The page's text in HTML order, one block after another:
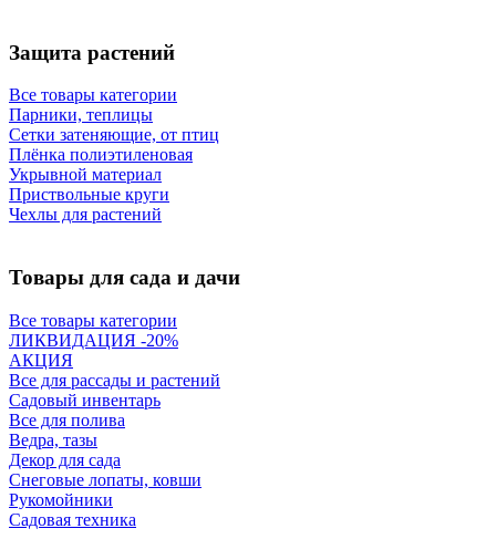
Защита растений
Все товары категории
Парники, теплицы
Сетки затеняющие, от птиц
Плёнка полиэтиленовая
Укрывной материал
Приствольные круги
Чехлы для растений
Товары для сада и дачи
Все товары категории
ЛИКВИДАЦИЯ -20%
АКЦИЯ
Все для рассады и растений
Садовый инвентарь
Все для полива
Ведра, тазы
Декор для сада
Снеговые лопаты, ковши
Рукомойники
Садовая техника